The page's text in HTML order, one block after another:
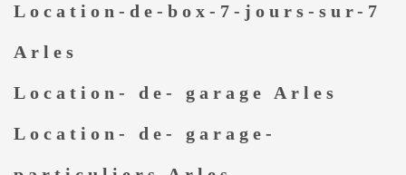
Location-de-box-7-jours-sur-7
Arles
Location- de- garage Arles
Location- de- garage-